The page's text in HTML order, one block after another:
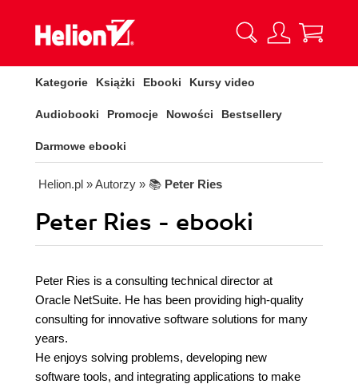
Kategorie Książki Ebooki Kursy video
Audiobooki Promocje Nowości Bestsellery
Darmowe ebooki
Helion.pl » Autorzy » 📚 Peter Ries
Peter Ries - ebooki
Peter Ries is a consulting technical director at
Oracle NetSuite. He has been providing high-quality
consulting for innovative software solutions for many
years.
He enjoys solving problems, developing new
software tools, and integrating applications to make